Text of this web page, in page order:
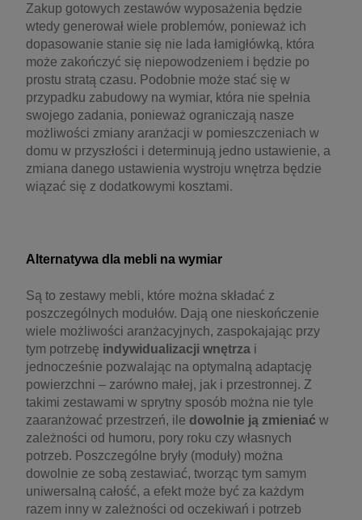
Zakup gotowych zestawów wyposażenia będzie
wtedy generował wiele problemów, ponieważ ich
dopasowanie stanie się nie lada łamigłówką, która
może zakończyć się niepowodzeniem i będzie po
prostu stratą czasu. Podobnie może stać się w
przypadku zabudowy na wymiar, która nie spełnia
swojego zadania, ponieważ ograniczają nasze
możliwości zmiany aranżacji w pomieszczeniach w
domu w przyszłości i determinują jedno ustawienie, a
zmiana danego ustawienia wystroju wnętrza będzie
wiązać się z dodatkowymi kosztami.
Alternatywa dla mebli na wymiar
Są to zestawy mebli, które można składać z
poszczególnych modułów. Dają one nieskończenie
wiele możliwości aranżacyjnych, zaspokajając przy
tym potrzebę indywidualizacji wnętrza i
jednocześnie pozwalając na optymalną adaptację
powierzchni – zarówno małej, jak i przestronnej. Z
takimi zestawami w sprytny sposób można nie tyle
zaaranżować przestrzeń, ile dowolnie ją zmieniać w
zależności od humoru, pory roku czy własnych
potrzeb. Poszczególne bryły (moduły) można
dowolnie ze sobą zestawiać, tworząc tym samym
uniwersalną całość, a efekt może być za każdym
razem inny w zależności od oczekiwań i potrzeb